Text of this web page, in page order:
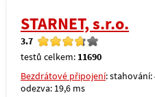
STARNET, s.r.o.
3.7
testů celkem: 11690
Bezdrátové připojení: stahování:
odezva: 19,6 ms